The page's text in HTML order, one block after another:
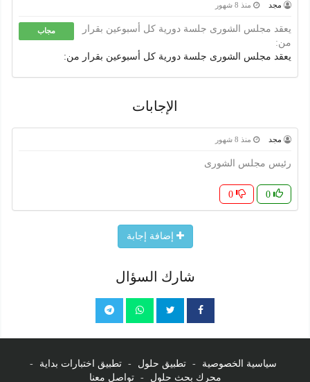
مجد منذ 8 شهور
مجاب
يعقد مجلس الشورى جلسة دورية كل أسبوعين بقرار
من:
يعقد مجلس الشورى جلسة دورية كل أسبوعين بقرار من:
الإجابات
مجد منذ 8 شهور
رئيس مجلس الشورى
0
0
إضافة إجابة
شارك السؤال
سياسية الخصوصية - تطبيق حلول - تطبيق اختبارات بداية
-
محرك بحث حلول
- تواصل معنا